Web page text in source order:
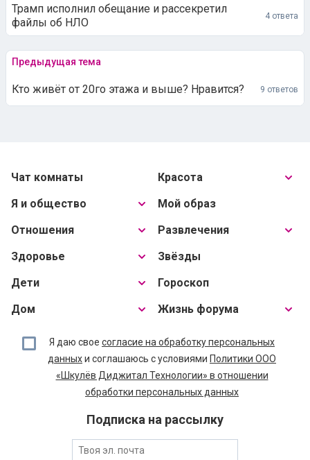
Трамп исполнил обещание и рассекретил
файлы об НЛО
4 ответа
Предыдущая тема
Кто живёт от 20го этажа и выше? Нравится? 9 ответов
Чат комнаты
Я и общество
Отношения
Здоровье
Дети
Дом
Красота
Мой образ
Развлечения
Звёзды
Гороскоп
Жизнь форума
Я даю свое согласие на обработку персональных
данныхи соглашаюсь с условиями Политики ООО
«Шкулёв Диджитал Технологии» в отношении
обработки персональных данных
Подписка на рассылку